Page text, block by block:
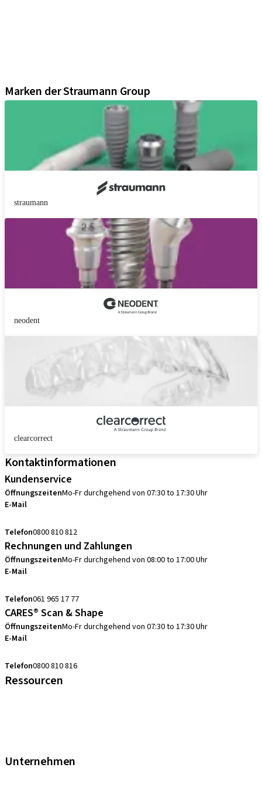
Marken der Straumann Group
straumann
neodent
clearcorrect
Kontaktinformationen
Kundenservice
ÖffnungszeitenMo-Fr durchgehend von 07:30 to 17:30 Uhr
E-Mail
Telefon0800 810 812
Rechnungen und Zahlungen
ÖffnungszeitenMo-Fr durchgehend von 08:00 to 17:00 Uhr
E-Mail
Telefon061 965 17 77
CARES® Scan & Shape
ÖffnungszeitenMo-Fr durchgehend von 07:30 to 17:30 Uhr
E-Mail
Telefon0800 810 816
Ressourcen
Unternehmen